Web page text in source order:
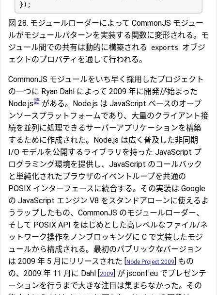
});
図 28. モジュールローダーによって CommonJS モジュー
ルがモジュールパターンを実装する関数に変形される。モ
ジュール間での共有は動的に構築される
exports
オブジ
ェクトのプロパティを通して行われる。
CommonJS モジュールをいち早く採用したプロジェクト
の一つに Ryan Dahl によって 2009 年に開発が始まった
Node.js語 がある。Node.js は JavaScript ベースのオープ
ンソースプラットフォームであり、大量のクライアント接
続を並列に処理できるサーバーアプリケーションを構築
するために作成された。Node.js は広く普及した非同期
I/O モデルを公開するライブラリを持った JavaScript プ
ログラミング環境を提供し、JavaScript のコールバック
と単純化されたブラウザのイベントループを共通の
POSIX インターフェースに統合する。その実装は Google
の JavaScript エンジン V8 をスタンドアローンに使えるよ
うラップしたもの、CommonJS のモジュールローダー、
そして POSIX API をはじめとした高レベルなファイル/ネ
ットワーク操作をノンブロッキングに C で実装したモジ
ュールから構成される。最初のパブリックなバージョン
は 2009 年 5 月にリリースされた [
Node Project 2009
] もの
の、2009 年 11 月に Dahl [
2009
] が jsconf.eu でプレゼンテ
ーションを行うまで大きな注目は集まらなかった。その